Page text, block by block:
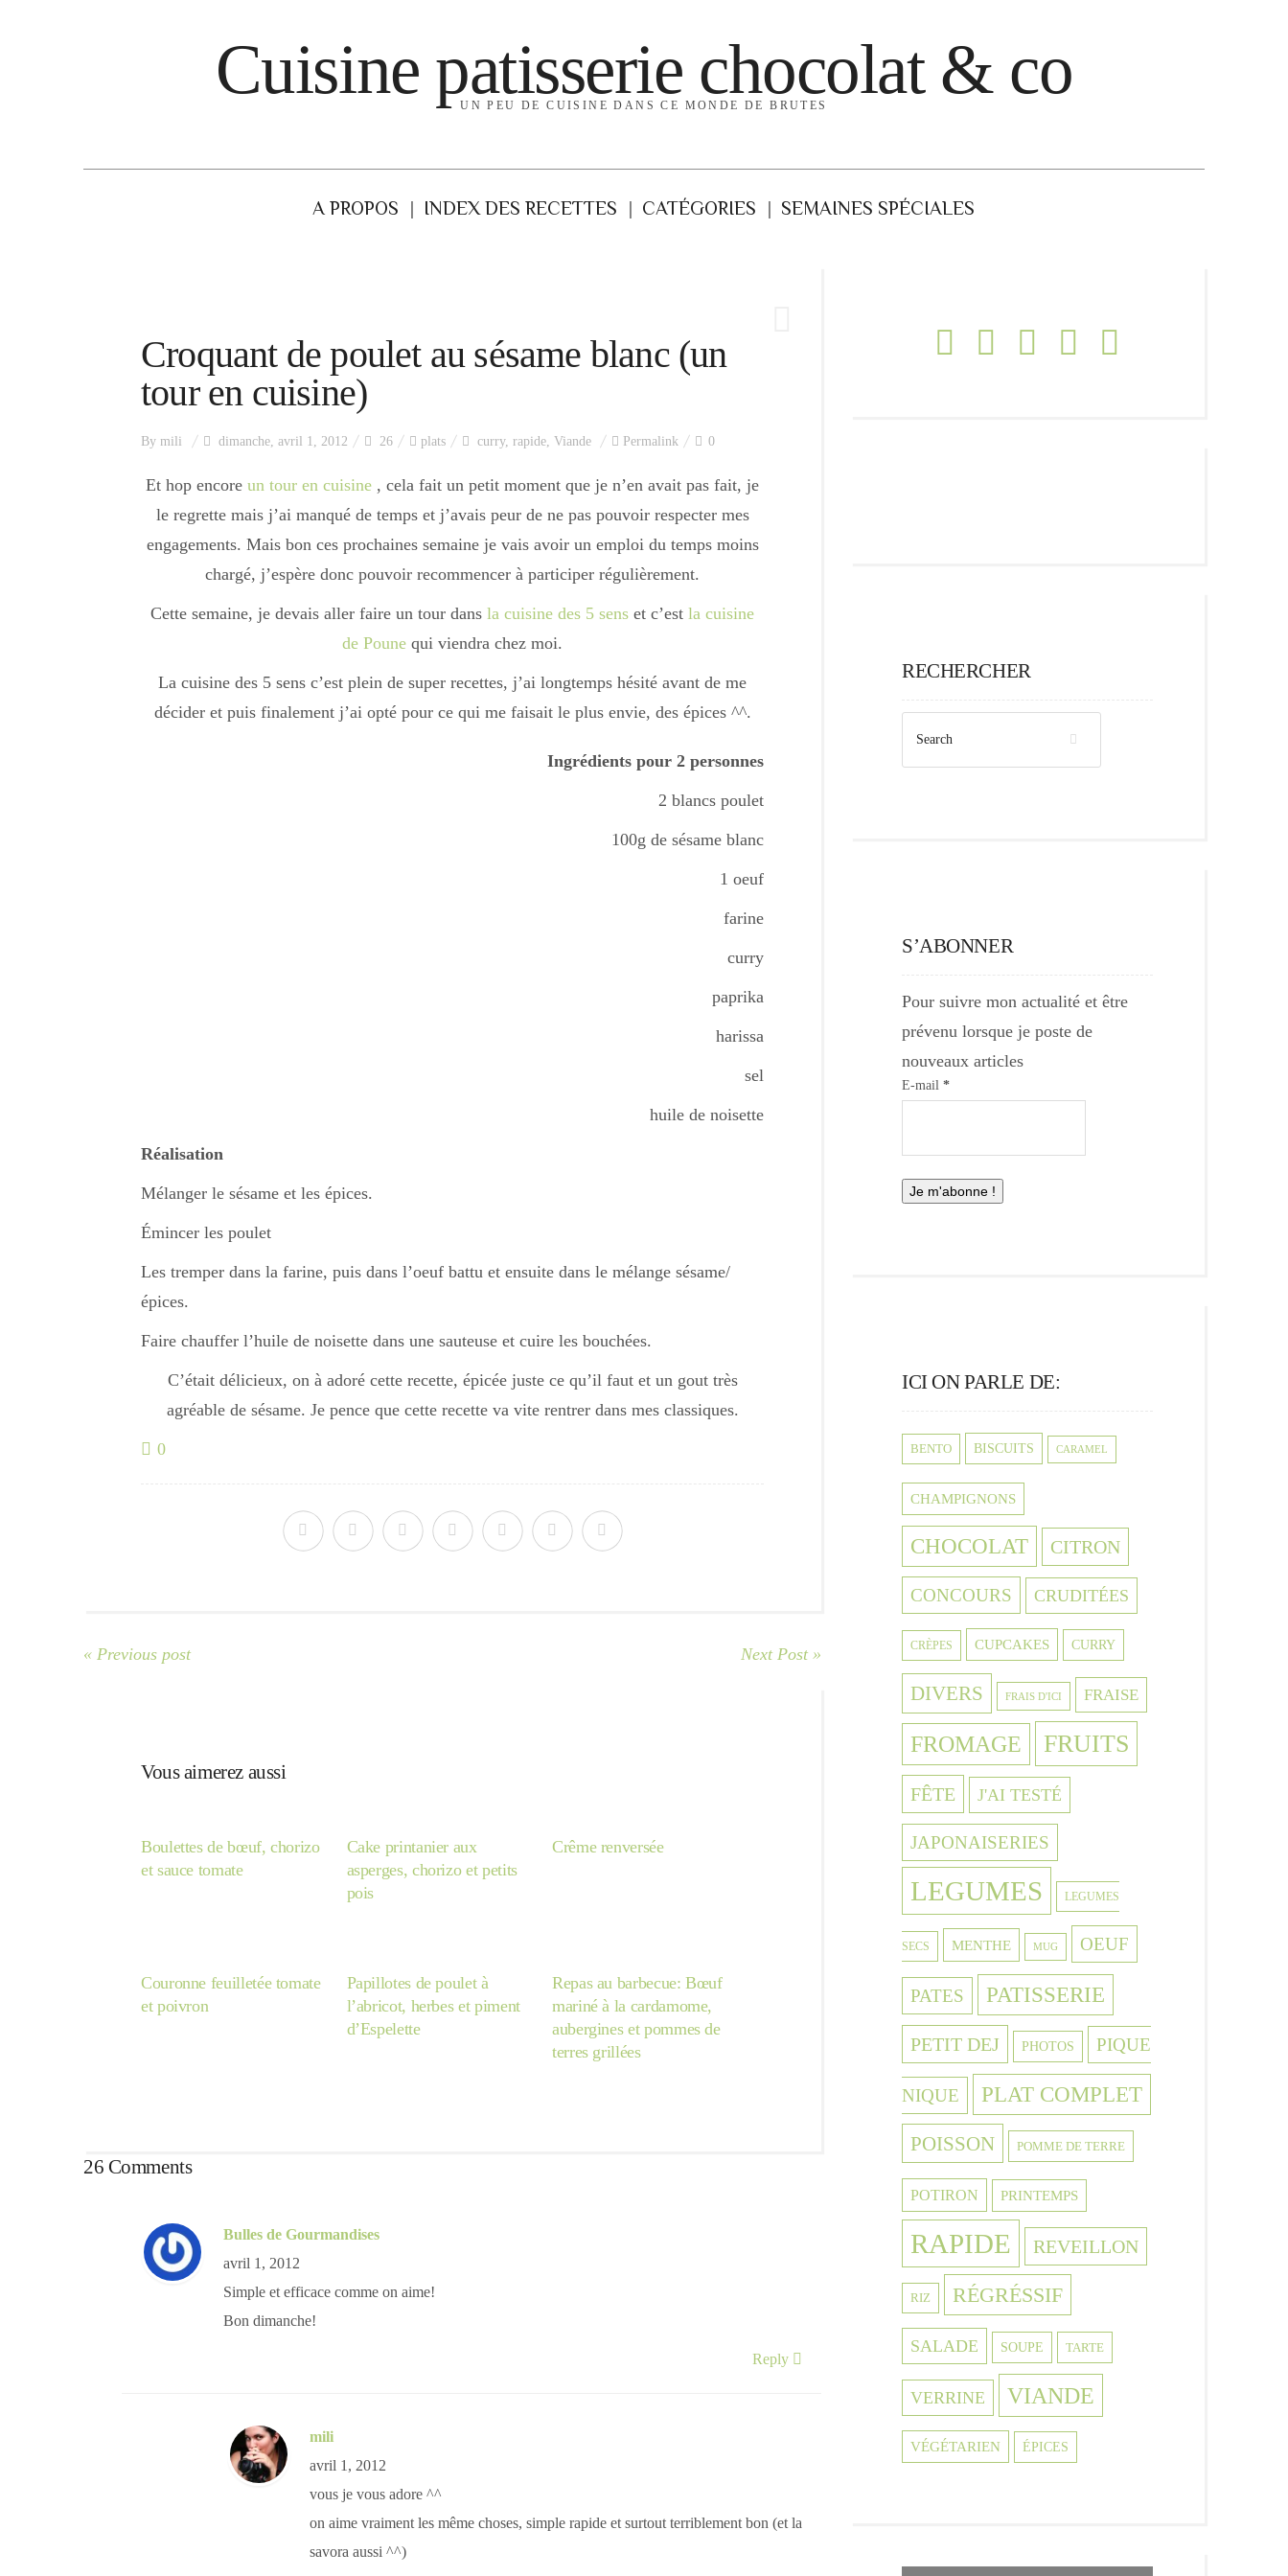
Cuisine patisserie chocolat & co
UN PEU DE CUISINE DANS CE MONDE DE BRUTES
A PROPOS INDEX DES RECETTES CATÉGORIES SEMAINES SPÉCIALES
Croquant de poulet au sésame blanc (un
tour en cuisine)
By mili dimanche, avril 1, 2012 26 plats curry, rapide, Viande Permalink 0
Et hop encore un tour en cuisine , cela fait un petit moment que je n’en avait pas fait, je
le regrette mais j’ai manqué de temps et j’avais peur de ne pas pouvoir respecter mes
engagements. Mais bon ces prochaines semaine je vais avoir un emploi du temps moins
chargé, j’espère donc pouvoir recommencer à participer régulièrement.
Cette semaine, je devais aller faire un tour dans la cuisine des 5 sens et c’est la cuisine
de Poune qui viendra chez moi.
La cuisine des 5 sens c’est plein de super recettes, j’ai longtemps hésité avant de me
décider et puis finalement j’ai opté pour ce qui me faisait le plus envie, des épices ^^.
Ingrédients pour 2 personnes
2 blancs poulet
100g de sésame blanc
1 oeuf
farine
curry
paprika
harissa
sel
huile de noisette
Réalisation
Mélanger le sésame et les épices.
Émincer les poulet
Les tremper dans la farine, puis dans l’oeuf battu et ensuite dans le mélange sésame/
épices.
Faire chauffer l’huile de noisette dans une sauteuse et cuire les bouchées.
C’était délicieux, on à adoré cette recette, épicée juste ce qu’il faut et un gout très
agréable de sésame. Je pence que cette recette va vite rentrer dans mes classiques.
0
« Previous post Next Post »
Vous aimerez aussi
Boulettes de bœuf, chorizo
et sauce tomate
Cake printanier aux
asperges, chorizo et petits
pois
Crême renversée
Couronne feuilletée tomate
et poivron
Papillotes de poulet à
l’abricot, herbes et piment
d’Espelette
Repas au barbecue: Bœuf
mariné à la cardamome,
aubergines et pommes de
terres grillées
26 Comments
Bulles de Gourmandises
avril 1, 2012
Simple et efficace comme on aime!
Bon dimanche!
Reply
mili
avril 1, 2012
vous je vous adore ^^
on aime vraiment les même choses, simple rapide et surtout terriblement bon (et la
savora aussi ^^)
RECHERCHER
S’ABONNER
Pour suivre mon actualité et être
prévenu lorsque je poste de
nouveaux articles
E-mail *
ICI ON PARLE DE:
BENTO BISCUITS CARAMEL
CHAMPIGNONS
CHOCOLAT CITRON
CONCOURS CRUDITÉES
CRÈPES CUPCAKES CURRY
DIVERS FRAIS D'ICI FRAISE
FROMAGE FRUITS
FÊTE J'AI TESTÉ
JAPONAISERIES
LEGUMES LEGUMES
SECS MENTHE MUG OEUF
PATES PATISSERIE
PETIT DEJ PHOTOS PIQUE
NIQUE PLAT COMPLET
POISSON POMME DE TERRE
POTIRON PRINTEMPS
RAPIDE REVEILLON
RIZ RÉGRÉSSIF
SALADE SOUPE TARTE
VERRINE VIANDE
VÉGÉTARIEN ÉPICES